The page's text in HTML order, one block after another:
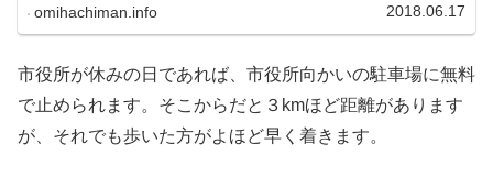
omihachiman.info 2018.06.17
市役所が休みの日であれば、市役所向かいの駐車場に無料
で止められます。そこからだと３kmほど距離があります
が、それでも歩いた方がよほど早く着きます。